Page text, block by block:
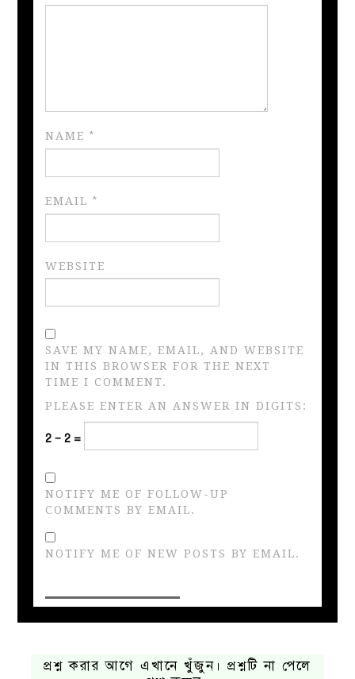
NAME*
EMAIL*
WEBSITE
SAVE MY NAME, EMAIL, AND WEBSITE
IN THIS BROWSER FOR THE NEXT
TIME I COMMENT.
PLEASE ENTER AN ANSWER IN DIGITS:
2 − 2 =
NOTIFY ME OF FOLLOW-UP
COMMENTS BY EMAIL.
NOTIFY ME OF NEW POSTS BY EMAIL.
প্রশ্ন করার আগে এখানে খুঁজুন। প্রশ্নটি না পেলে